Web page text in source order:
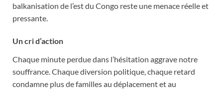
balkanisation de l’est du Congo reste une menace réelle et
pressante.
Un cri d’action
Chaque minute perdue dans l’hésitation aggrave notre
souffrance. Chaque diversion politique, chaque retard
condamne plus de familles au déplacement et au